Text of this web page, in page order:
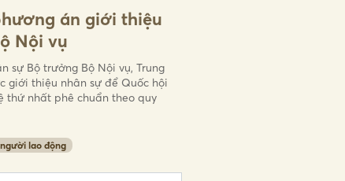
án giới thiệu
Nội vụ
sự Bộ trưởng Bộ Nội vụ, Trung
giới thiệu nhân sự để Quốc hội
thứ nhất phê chuẩn theo quy
người lao động